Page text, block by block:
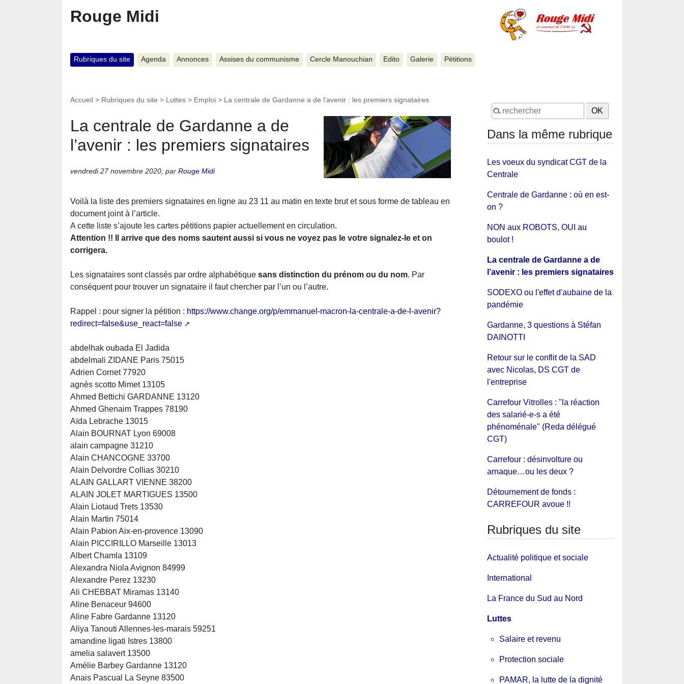
Rouge Midi
Rubriques du site Agenda Annonces Assises du communisme Cercle Manouchian Edito Galerie Pétitions
Accueil > Rubriques du site > Luttes > Emploi > La centrale de Gardanne a de l’avenir : les premiers signataires
La centrale de Gardanne a de
l’avenir : les premiers signataires
vendredi 27 novembre 2020 par Rouge Midi
Voilà la liste des premiers signataires en ligne au 23 11 au matin en texte brut et sous forme de tableau en
document joint à l’article.
A cette liste s’ajoute les cartes pétitions papier actuellement en circulation.
Attention !! Il arrive que des noms sautent aussi si vous ne voyez pas le votre signalez-le et on
corrigera.
Les signataires sont classés par ordre alphabétique sans distinction du prénom ou du nom. Par
conséquent pour trouver un signataire il faut chercher par l’un ou l’autre.
Rappel : pour signer la pétition : https://www.change.org/p/emmanuel-macron-la-centrale-a-de-l-avenir?
redirect=false&use_react=false
abdelhak oubada El Jadida
abdelmali ZIDANE Paris 75015
Adrien Cornet 77920
agnès scotto Mimet 13105
Ahmed Bettichi GARDANNE 13120
Ahmed Ghenaim Trappes 78190
Aïda Lebrache 13015
Alain BOURNAT Lyon 69008
alain campagne 31210
Alain CHANCOGNE 33700
Alain Delvordre Collias 30210
ALAIN GALLART VIENNE 38200
ALAIN JOLET MARTIGUES 13500
Alain Liotaud Trets 13530
Alain Martin 75014
Alain Pabion Aix-en-provence 13090
Alain PICCIRILLO Marseille 13013
Albert Chamla 13109
Alexandra Niola Avignon 84999
Alexandre Perez 13230
Ali CHEBBAT Miramas 13140
Aline Benaceur 94600
Aline Fabre Gardanne 13120
Aliya Tanouti Allennes-les-marais 59251
amandine ligati Istres 13800
amelia salavert 13500
Amélie Barbey Gardanne 13120
Anais Pascual La Seyne 83500
Dans la même rubrique
Les voeux du syndicat CGT de la
Centrale
Centrale de Gardanne : où en est-
on ?
NON aux ROBOTS, OUI au
boulot !
La centrale de Gardanne a de
l’avenir : les premiers signataires
SODEXO ou l'effet d'aubaine de la
pandémie
Gardanne, 3 questions à Stéfan
DAINOTTI
Retour sur le conflit de la SAD
avec Nicolas, DS CGT de
l'entreprise
Carrefour Vitrolles : "la réaction
des salarié-e-s a été
phénoménale" (Reda délégué
CGT)
Carrefour : désinvolture ou
arnaque…ou les deux ?
Détournement de fonds :
CARREFOUR avoue !!
Rubriques du site
Actualité politique et sociale
International
La France du Sud au Nord
Luttes
Salaire et revenu
Protection sociale
PAMAR, la lutte de la dignité